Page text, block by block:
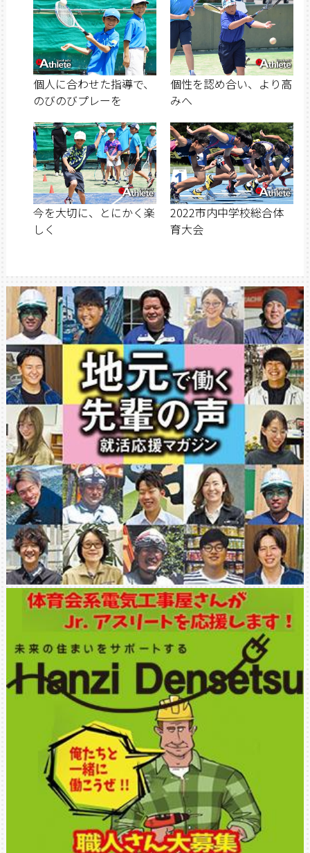
個人に合わせた指導で、
のびのびプレーを
個性を認め合い、より高
みへ
今を大切に、とにかく楽
しく
2022市内中学校総合体
育大会